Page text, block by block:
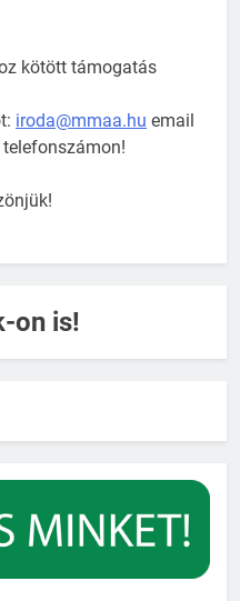
kötött támogatás
iroda@mmaa.hu email
on is!